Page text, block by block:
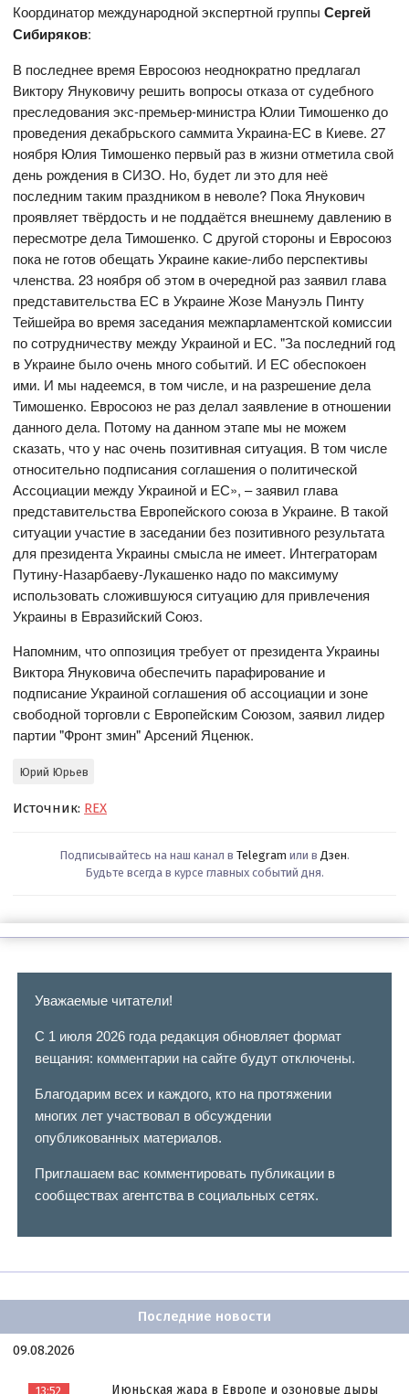
Координатор международной экспертной группыСергей
Сибиряков:
В последнее время Евросоюз неоднократно предлагал
Виктору Януковичу решить вопросы отказа от судебного
преследования экс-премьер-министра Юлии Тимошенко до
проведения декабрьского саммита Украина-ЕС в Киеве. 27
ноября Юлия Тимошенко первый раз в жизни отметила свой
день рождения в СИЗО. Но, будет ли это для неё
последним таким праздником в неволе? Пока Янукович
проявляет твёрдость и не поддаётся внешнему давлению в
пересмотре дела Тимошенко. С другой стороны и Евросоюз
пока не готов обещать Украине какие-либо перспективы
членства. 23 ноября об этом в очередной раз заявил глава
представительства ЕС в Украине Жозе Мануэль Пинту
Тейшейра во время заседания межпарламентской комиссии
по сотрудничеству между Украиной и ЕС. "За последний год
в Украине было очень много событий. И ЕС обеспокоен
ими. И мы надеемся, в том числе, и на разрешение дела
Тимошенко. Евросоюз не раз делал заявление в отношении
данного дела. Потому на данном этапе мы не можем
сказать, что у нас очень позитивная ситуация. В том числе
относительно подписания соглашения о политической
Ассоциации между Украиной и ЕС», – заявил глава
представительства Европейского союза в Украине. В такой
ситуации участие в заседании без позитивного результата
для президента Украины смысла не имеет. Интеграторам
Путину-Назарбаеву-Лукашенко надо по максимуму
использовать сложившуюся ситуацию для привлечения
Украины в Евразийский Союз.
Напомним, что оппозиция требует от президента Украины
Виктора Януковича обеспечить парафирование и
подписание Украиной соглашения об ассоциации и зоне
свободной торговли с Европейским Союзом, заявил лидер
партии "Фронт змин" Арсений Яценюк.
Юрий Юрьев
Источник: REX
Подписывайтесь на наш канал в Telegram или в Дзен.
Будьте всегда в курсе главных событий дня.
Уважаемые читатели!
С 1 июля 2026 года редакция обновляет формат
вещания: комментарии на сайте будут отключены.
Благодарим всех и каждого, кто на протяжении
многих лет участвовал в обсуждении
опубликованных материалов.
Приглашаем вас комментировать публикации в
сообществах агентства в социальных сетях.
Последние новости
09.08.2026
13:52 Июньская жара в Европе и озоновые дыры